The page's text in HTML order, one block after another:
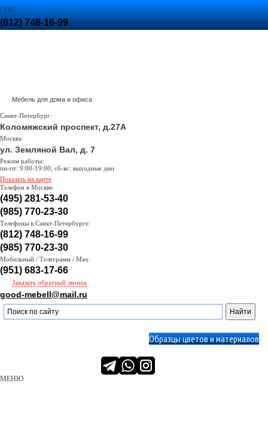
СПБ:
(812) 748-16-99
Мебель для дома и офиса
Санкт-Петербург:
Коломяжский проспект, д.27А
Москва:
ул. Земляной Вал, д. 7
Режим работы:
пн-пт: 9:00-19:00, сб-вс: выходные дни
Показать на карте
Телефон в Москве:
(495) 281-53-40
(985) 770-23-30
Телефоны в Санкт-Петербурге:
(812) 748-16-99
(985) 770-23-30
Мобильный / Телеграмм / Max:
(951) 683-17-66
Заказать обратный звонок
good-mebell@mail.ru
Образцы цветов и материалов
МЕНЮ